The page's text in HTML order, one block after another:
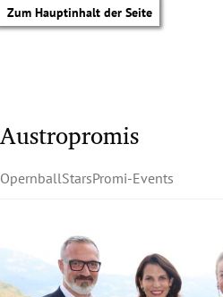
Zum Hauptinhalt der Seite
Austropromis
OpernballStarsPromi-Events